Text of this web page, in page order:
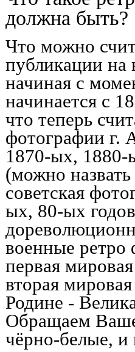
должна быть?
Что можно
публикации
начиная c
начинается с
что теперь
фотографии г.
1870-ых, 1880-
(можно
советская
ых, 80-ых
военные ретро
первая
вторая
Родине -
Обращаем
чёрно-белые, и